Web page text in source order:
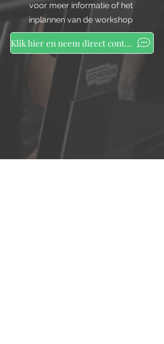
voor meer informatie of het
inplannen van de workshop
Klik hier en neem direct contact met ons op via Whatsapp